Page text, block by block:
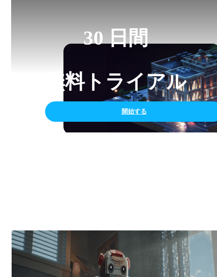
30 日間
無料トライアル
開始する